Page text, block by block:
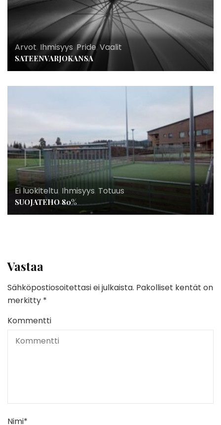
Arvot, Ihmisyys,Pride, Vaalit
SATEENVARJOKANSA
Ei luokiteltu, Ihmisyys, Totuus
SUOJATEHO 80%
Vastaa
Sähköpostiosoitettasi ei julkaista. Pakolliset kentät on
merkitty *
Kommentti
Nimi*